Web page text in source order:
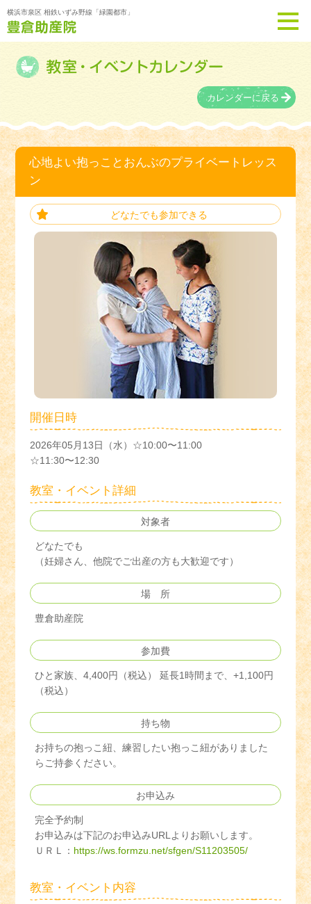
横浜市泉区 相鉄いずみ野線「緑園都市」
カレンダーに戻る
心地よい抱っことおんぶのプライベートレッス
ン
どなたでも参加できる
開催日時
2026年05月13日（水）☆10:00〜11:00
☆11:30〜12:30
教室・イベント詳細
対象者
どなたでも
（妊婦さん、他院でご出産の方も大歓迎です）
場 所
豊倉助産院
参加費
ひと家族、4,400円（税込） 延長1時間まで、+1,100円
（税込）
持ち物
お持ちの抱っこ紐、練習したい抱っこ紐がありました
らご持参ください。
お申込み
完全予約制
お申込みは下記のお申込みURLよりお願いします。
ＵＲＬ： https://ws.formzu.net/sfgen/S11203505/
教室・イベント内容